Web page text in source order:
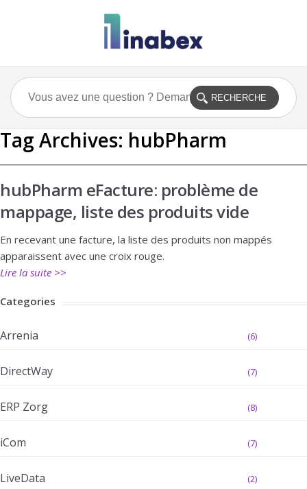
Tag Archives: hubPharm
hubPharm eFacture: problème de
mappage, liste des produits vide
En recevant une facture, la liste des produits non mappés
apparaissent avec une croix rouge.
Lire la suite >>
Categories
Arrenia (6)
DirectWay (7)
ERP Zorg (8)
iCom (7)
LiveData (2)